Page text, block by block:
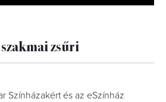
zsűri
Színházakért és az eSzínház